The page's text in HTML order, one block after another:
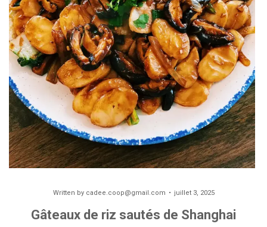
Written by cadee.coop@gmail.com juillet 3, 2025
Gâteaux de riz sautés de Shanghai